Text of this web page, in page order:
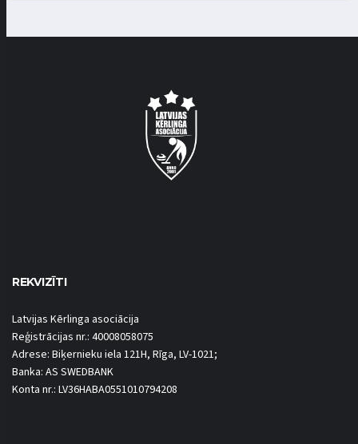
REKVIZĪTI
Latvijas Kērlinga asociācija
Reģistrācijas nr.: 40008058075
Adrese: Biķernieku iela 121H, Rīga, LV-1021;
Banka: AS SWEDBANK
Konta nr.: LV36HABA0551010794208